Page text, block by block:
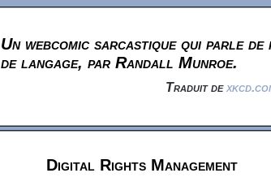
Un webcomic sarcastique qui parle de
de langage, par Randall Munroe.
Traduit de
Digital Rights Management